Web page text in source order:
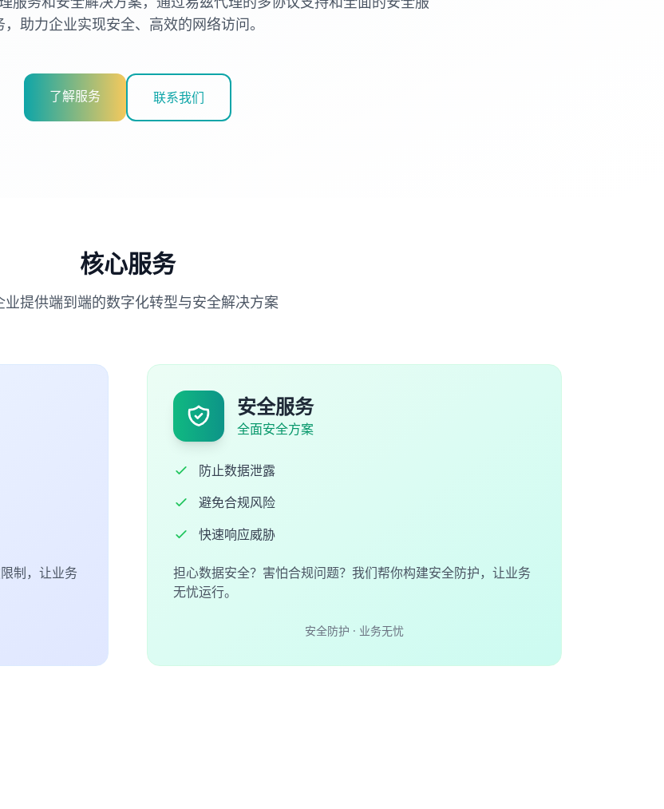
，助力企业实现安全、高效的网络访问。
了解服务 联系我们
核心服务
业提供端到端的数字化转型与安全解决方案
制，让业务
安全服务
全面安全方案
防止数据泄露
避免合规风险
快速响应威胁
担心数据安全？害怕合规问题？我们帮你构建安全防护，让业务
无忧运行。
安全防护 · 业务无忧